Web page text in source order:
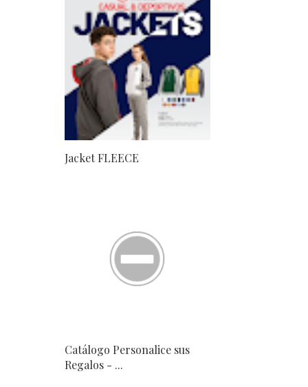
Jacket FLEECE
Catálogo Personalice sus
Regalos - ...